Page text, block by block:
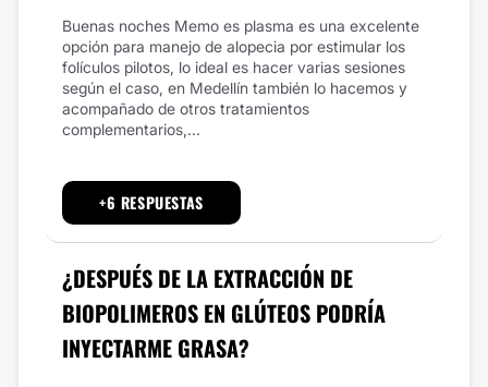
Buenas noches Memo es plasma es una excelente
opción para manejo de alopecia por estimular los
folículos pilotos, lo ideal es hacer varias sesiones
según el caso, en Medellín también lo hacemos y
acompañado de otros tratamientos
complementarios,...
+6 RESPUESTAS
¿DESPUÉS DE LA EXTRACCIÓN DE
BIOPOLIMEROS EN GLÚTEOS PODRÍA
INYECTARME GRASA?